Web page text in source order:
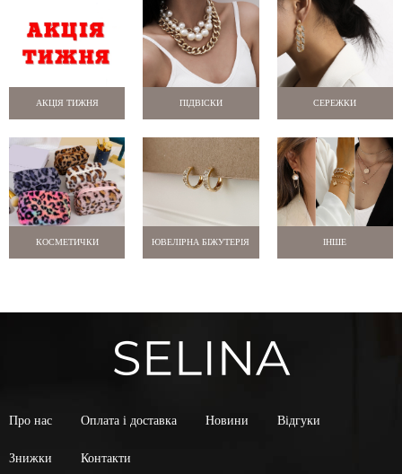
АКЦІЯ ТИЖНЯ ПІДВІСКИ СЕРЕЖКИ
КОСМЕТИЧКИ ЮВЕЛІРНА БІЖУТЕРІЯ ІНШЕ
Про нас Оплата і доставка Новини Відгуки
Знижки Контакти